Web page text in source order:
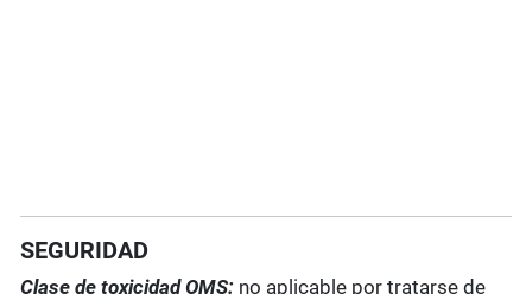
SEGURIDAD
Clase de toxicidad OMS: no aplicable por tratarse de